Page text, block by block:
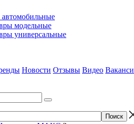
модельные
универсальные
Новости Отзывы Видео